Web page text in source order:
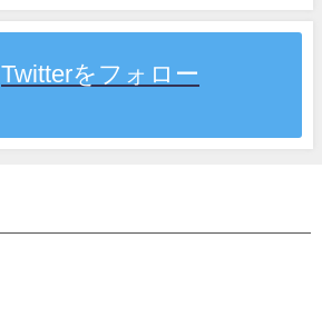
Twitterをフォロー